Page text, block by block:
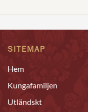
SITEMAP
Hem
Kungafamiljen
Utländskt